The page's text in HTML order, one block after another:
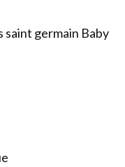
saint germain Baby